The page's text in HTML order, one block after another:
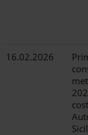
16.02.2026